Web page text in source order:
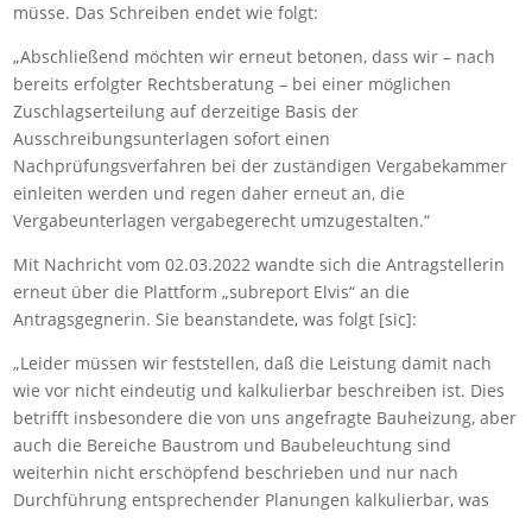
müsse. Das Schreiben endet wie folgt:
„Abschließend möchten wir erneut betonen, dass wir – nach
bereits erfolgter Rechtsberatung – bei einer möglichen
Zuschlagserteilung auf derzeitige Basis der
Ausschreibungsunterlagen sofort einen
Nachprüfungsverfahren bei der zuständigen Vergabekammer
einleiten werden und regen daher erneut an, die
Vergabeunterlagen vergabegerecht umzugestalten.“
Mit Nachricht vom 02.03.2022 wandte sich die Antragstellerin
erneut über die Plattform „subreport Elvis“ an die
Antragsgegnerin. Sie beanstandete, was folgt [sic]:
„Leider müssen wir feststellen, daß die Leistung damit nach
wie vor nicht eindeutig und kalkulierbar beschreiben ist. Dies
betrifft insbesondere die von uns angefragte Bauheizung, aber
auch die Bereiche Baustrom und Baubeleuchtung sind
weiterhin nicht erschöpfend beschrieben und nur nach
Durchführung entsprechender Planungen kalkulierbar, was